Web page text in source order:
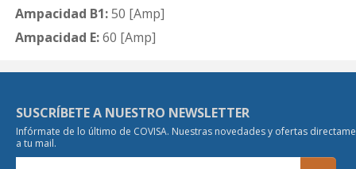
Ampacidad B1:50 [Amp]
Ampacidad E:60 [Amp]
SUSCRÍBETE A NUESTRO NEWSLETTER
Infórmate de lo último de COVISA. Nuestras novedades y ofertas
a tu mail.